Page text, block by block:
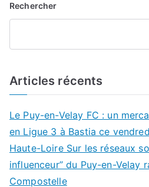
Rechercher
Articles récents
Le Puy-en-Velay FC : un
en Ligue 3 à Bastia ce
Haute-Loire Sur les réseaux
influenceur” du Puy-en-Velay
Compostelle